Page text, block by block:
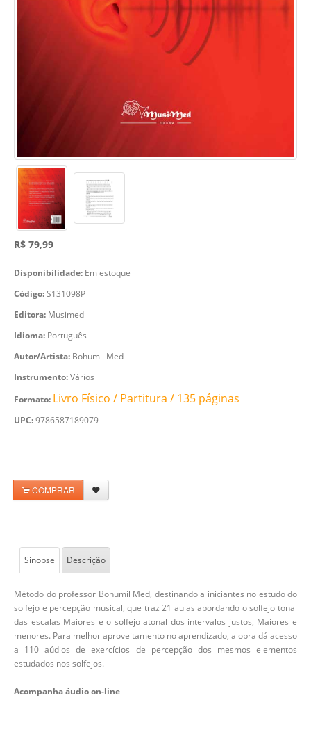
R$ 79,99
Disponibilidade: Em estoque
Código:S131098P
Editora: Musimed
Idioma: Português
Autor/Artista: Bohumil Med
Instrumento:Vários
Formato: Livro Físico / Partitura / 135 páginas
UPC:9786587189079
COMPRAR
Sinopse Descrição
Método do professor Bohumil Med, destinando a iniciantes no estudo do
solfejo e percepção musical, que traz 21 aulas abordando o solfejo tonal
das escalas Maiores e o solfejo atonal dos intervalos justos, Maiores e
menores. Para melhor aproveitamento no aprendizado, a obra dá acesso
a 110 aúdios de exercícios de percepção dos mesmos elementos
estudados nos solfejos.
Acompanha áudio on-line